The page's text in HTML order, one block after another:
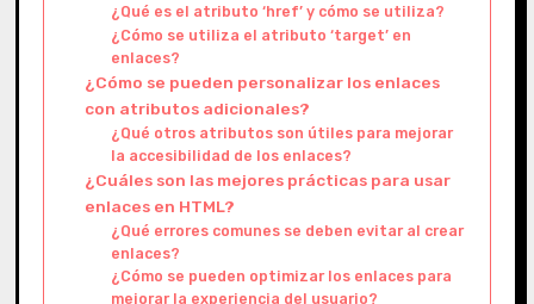
¿Qué es el atributo ‘href’ y cómo se utiliza?
¿Cómo se utiliza el atributo ‘target’ en
enlaces?
¿Cómo se pueden personalizar los enlaces
con atributos adicionales?
¿Qué otros atributos son útiles para mejorar
la accesibilidad de los enlaces?
¿Cuáles son las mejores prácticas para usar
enlaces en HTML?
¿Qué errores comunes se deben evitar al crear
enlaces?
¿Cómo se pueden optimizar los enlaces para
mejorar la experiencia del usuario?